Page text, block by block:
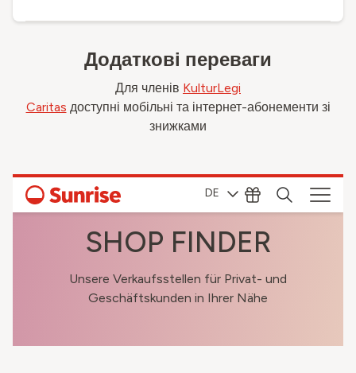
Додаткові переваги
Для членів KulturLegi
Caritas доступні мобільні та інтернет-абонементи зі
знижками